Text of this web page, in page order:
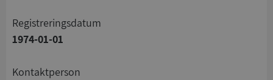
registreringsdatum
1974-01-01
Kontaktperson